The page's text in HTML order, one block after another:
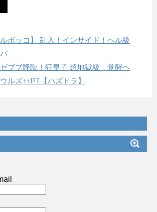
ルボッコ】 乱入！インサイド！ヘル級
ブブ降臨！狂皇子 超地獄級 覚醒ヘ
ルズ↑↑PT【パズドラ】